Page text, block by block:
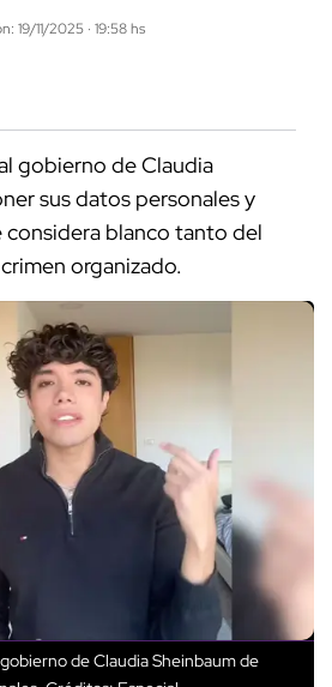
19/11/2025 · 19:58 hs
gobierno de Claudia
sus datos personales y
considera blanco tanto del
organizado.
de Claudia Sheinbaum de